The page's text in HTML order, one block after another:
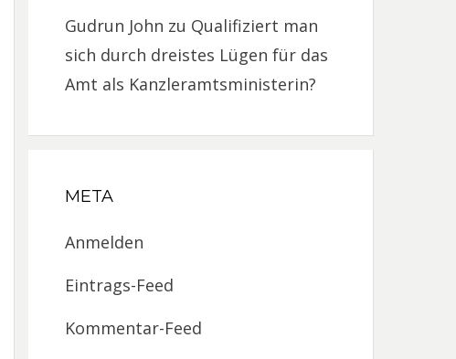
Gudrun John zu Qualifiziert man
sich durch dreistes Lügen für das
Amt als Kanzleramtsministerin?
META
Anmelden
Eintrags-Feed
Kommentar-Feed